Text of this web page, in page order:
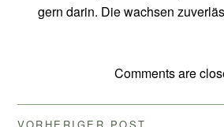
gern darin. Die wachsen
Comments are